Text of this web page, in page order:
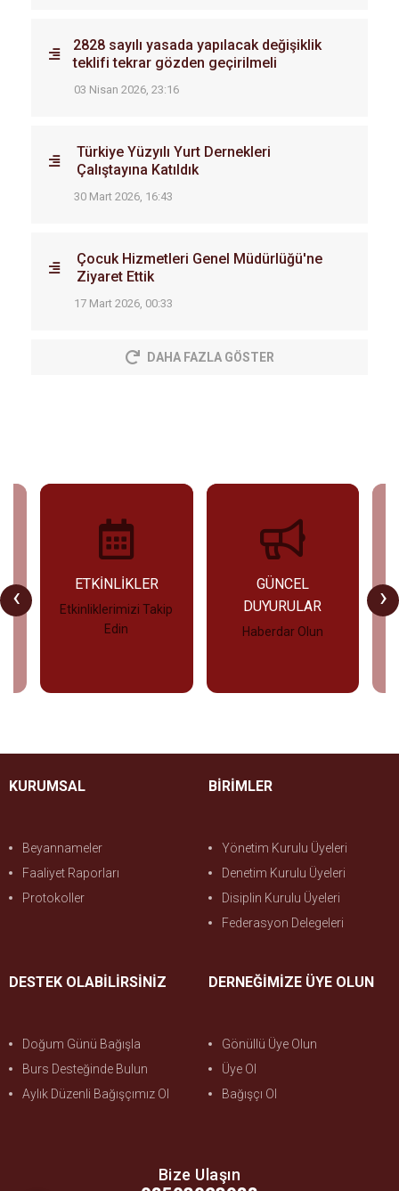
2828 sayılı yasada yapılacak değişiklik
teklifi tekrar gözden geçirilmeli
03 Nisan 2026, 23:16
Türkiye Yüzyılı Yurt Dernekleri
Çalıştayına Katıldık
30 Mart 2026, 16:43
Çocuk Hizmetleri Genel Müdürlüğü'ne
Ziyaret Ettik
17 Mart 2026, 00:33
DAHA FAZLA GÖSTER
‹ ›
ETKİNLİKLER
Etkinliklerimizi Takip
Edin
GÜNCEL
DUYURULAR
Haberdar Olun
KURUMSAL
Beyannameler
Faaliyet Raporları
Protokoller
BİRİMLER
Yönetim Kurulu Üyeleri
Denetim Kurulu Üyeleri
Disiplin Kurulu Üyeleri
Federasyon Delegeleri
DESTEK OLABİLİRSİNİZ
Doğum Günü Bağışla
Burs Desteğinde Bulun
Aylık Düzenli Bağışçımız Ol
DERNEĞİMİZE ÜYE OLUN
Gönüllü Üye Olun
Üye Ol
Bağışçı Ol
Bize Ulaşın